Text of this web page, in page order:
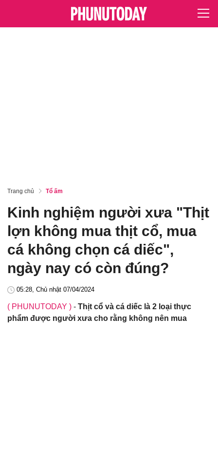
Trang chủ Tổ ấm
Kinh nghiệm người xưa "Thịt
lợn không mua thịt cổ, mua
cá không chọn cá diếc",
ngày nay có còn đúng?
05:28, Chủ nhật 07/04/2024
( PHUNUTODAY ) - Thịt cổ và cá diếc là 2 loại thực
phẩm được người xưa cho rằng không nên mua